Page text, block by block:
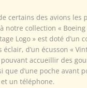
certains des avions les
notre collection «
Logo » est doté d’un
d’un écusson «
accueillir des
que d’une poche avant
un téléphone.